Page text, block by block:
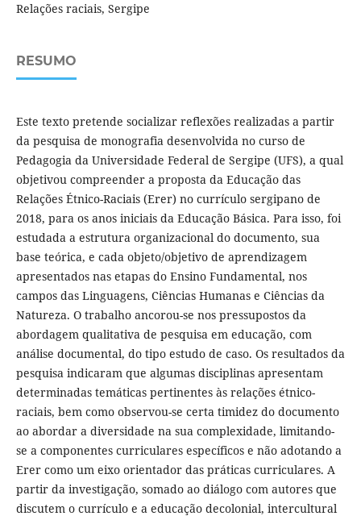
Relações raciais, Sergipe
RESUMO
Este texto pretende socializar reflexões realizadas a partir
da pesquisa de monografia desenvolvida no curso de
Pedagogia da Universidade Federal de Sergipe (UFS), a qual
objetivou compreender a proposta da Educação das
Relações Étnico-Raciais (Erer) no currículo sergipano de
2018, para os anos iniciais da Educação Básica. Para isso, foi
estudada a estrutura organizacional do documento, sua
base teórica, e cada objeto/objetivo de aprendizagem
apresentados nas etapas do Ensino Fundamental, nos
campos das Linguagens, Ciências Humanas e Ciências da
Natureza. O trabalho ancorou-se nos pressupostos da
abordagem qualitativa de pesquisa em educação, com
análise documental, do tipo estudo de caso. Os resultados da
pesquisa indicaram que algumas disciplinas apresentam
determinadas temáticas pertinentes às relações étnico-
raciais, bem como observou-se certa timidez do documento
ao abordar a diversidade na sua complexidade, limitando-
se a componentes curriculares específicos e não adotando a
Erer como um eixo orientador das práticas curriculares. A
partir da investigação, somado ao diálogo com autores que
discutem o currículo e a educação decolonial, intercultural